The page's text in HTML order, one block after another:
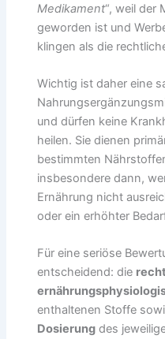
Medikament“, weil der
geworden ist und
klingen als die
Wichtig ist daher eine
und dürfen keine
heilen. Sie dienen
bestimmten
insbesondere dann,
Ernährung nicht
oder ein erhöhter
Für eine seriöse
entscheidend: die
enthaltenen Stoffe
Dosierung des